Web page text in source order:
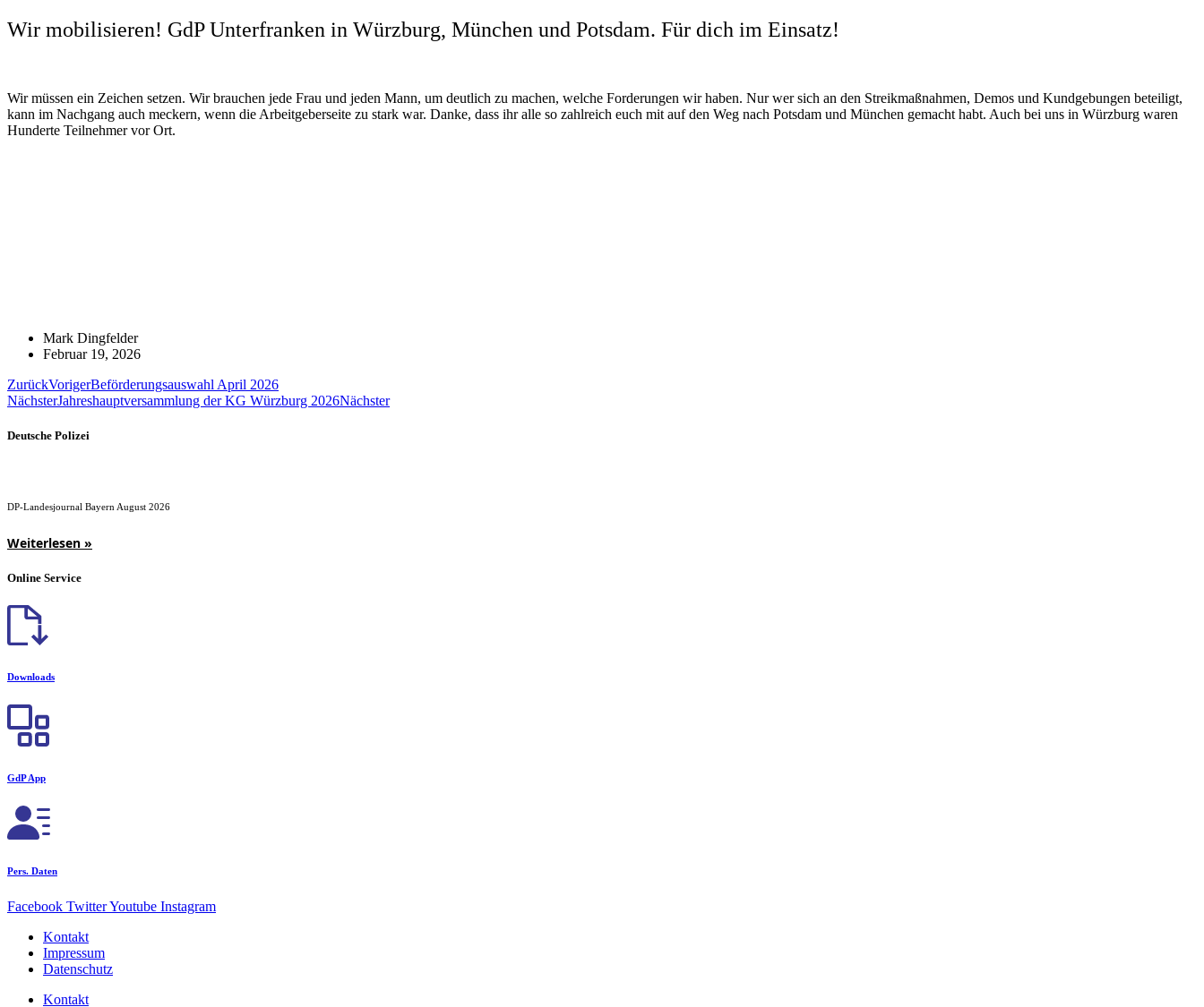
Wir mobilisieren! GdP Unterfranken in Würzburg, München und Potsdam. Für dich im Einsatz!
Wir müssen ein Zeichen setzen. Wir brauchen jede Frau und jeden Mann, um deutlich zu machen, welche Forderungen wir haben. Nur wer sich an den Streikmaßnahmen, Demos und Kundgebungen beteiligt,
kann im Nachgang auch meckern, wenn die Arbeitgeberseite zu stark war. Danke, dass ihr alle so zahlreich euch mit auf den Weg nach Potsdam und München gemacht habt. Auch bei uns in Würzburg waren
Hunderte Teilnehmer vor Ort.
Mark Dingfelder
Februar 19, 2026
ZurückVorigerBeförderungsauswahl April 2026
NächsterJahreshauptversammlung der KG Würzburg 2026Nächster
Deutsche Polizei
DP-Landesjournal Bayern August 2026
Weiterlesen »
Online Service
Downloads
GdP App
Pers. Daten
Facebook TwitterYoutube Instagram
Kontakt
Impressum
Datenschutz
Kontakt